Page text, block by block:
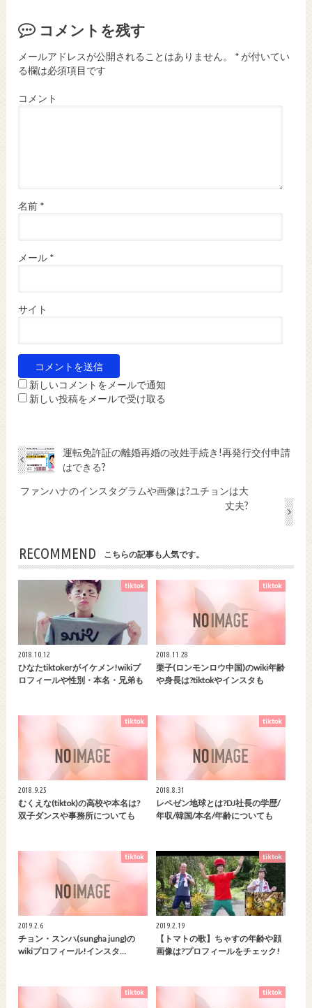
コメントを残す
メールアドレスが公開されることはありません。 *が付いてい
る欄は必須項目です
コメント
名前 *
メール *
サイト
新しいコメントをメールで通知
新しい投稿をメールで受け取る
運転免許証の離婚再婚の改姓手続き!再発行交付申請
はできる?
ファンハナのインスタグラムや画像は?ユチョンは大
丈夫?
RECOMMEND こちらの記事も人気です。
tiktok
2018.10.12
ひなたtiktokerがイケメン!wikiプ
ロフィールや性別・本名・兄弟も
tiktok
2018.11.28
栗子(ロンモンロウ中国)のwiki年齢
や身長は?tiktokやインスタも
tiktok
2018.9.25
むくえな(tiktok)の高校や本名は?
双子ダンスや事務所についても
tiktok
2018.8.31
レペゼン地球とは?DJ社長の学歴/
年収/韓国/本名/年齢についても
tiktok
2019.2.6
チョン・スンハ(sungha jung)の
wikiプロフィール!インスタ…
tiktok
2019.2.19
【トマトの歌】ちゃすの年齢や顔
画像は?プロフィールをチェック!
tiktok tiktok